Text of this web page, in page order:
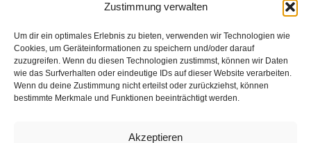
Zustimmung verwalten
Um dir ein optimales Erlebnis zu bieten, verwenden wir Technologien wie
Cookies, um Geräteinformationen zu speichern und/oder darauf
zuzugreifen. Wenn du diesen Technologien zustimmst, können wir Daten
wie das Surfverhalten oder eindeutige IDs auf dieser Website verarbeiten.
Wenn du deine Zustimmung nicht erteilst oder zurückziehst, können
bestimmte Merkmale und Funktionen beeinträchtigt werden.
Akzeptieren
FBMA – ausgelöste
Brandmeldeanlage
Einsatzort:Brinkum-Nord, Bremer Straße
Einheiten:Feuerwehr Brinkum, Rettungsdienst
Lfd.:
128